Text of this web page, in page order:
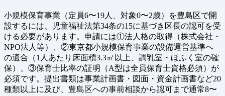
小規模保育事業（定員6〜19人、対象0〜2歳）を豊島区で開
設するには、児童福祉法第34条の15に基づき区長の認可を受
ける必要があります。申請には①法人格の取得（株式会社・
NPO法人等）、②東京都小規模保育事業の設備運営基準へ
の適合（1人あたり床面積3.3㎡以上、調乳室・ほふく室の確
保）、③保育士比率の証明（A型は全員保育士資格必須）が
必須です。提出書類は事業計画書・図面・資金計画書など20
種類以上に及び、豊島区への事前相談から認可まで通常8〜